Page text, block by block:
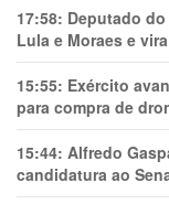
17:58: Deputado
Lula e Moraes e
15:55: Exército
para compra de
15:44: Alfredo
candidatura ao